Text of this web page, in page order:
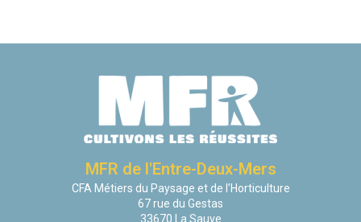
MFR de l'Entre-Deux-Mers
CFA Métiers du Paysage et de l’Horticulture
67 rue du Gestas
33670 La Sauve